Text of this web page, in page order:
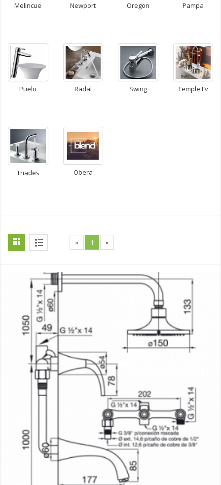
Melincue Newport Oregon Pampa
Puelo Radal Swing Temple Fv
Triades Obera
« 1 »